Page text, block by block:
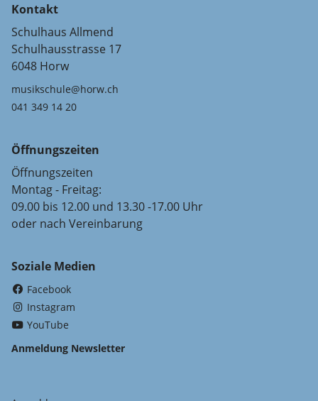
Kontakt
Schulhaus Allmend
Schulhausstrasse 17
6048 Horw
musikschule@horw.ch
041 349 14 20
Öffnungszeiten
Öffnungszeiten
Montag - Freitag:
09.00 bis 12.00 und 13.30 -17.00 Uhr
oder nach Vereinbarung
Soziale Medien
Facebook
Instagram
YouTube
Anmeldung Newsletter